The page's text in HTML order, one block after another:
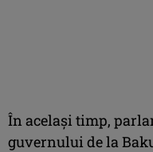
În acelaşi timp,
guvernului de la